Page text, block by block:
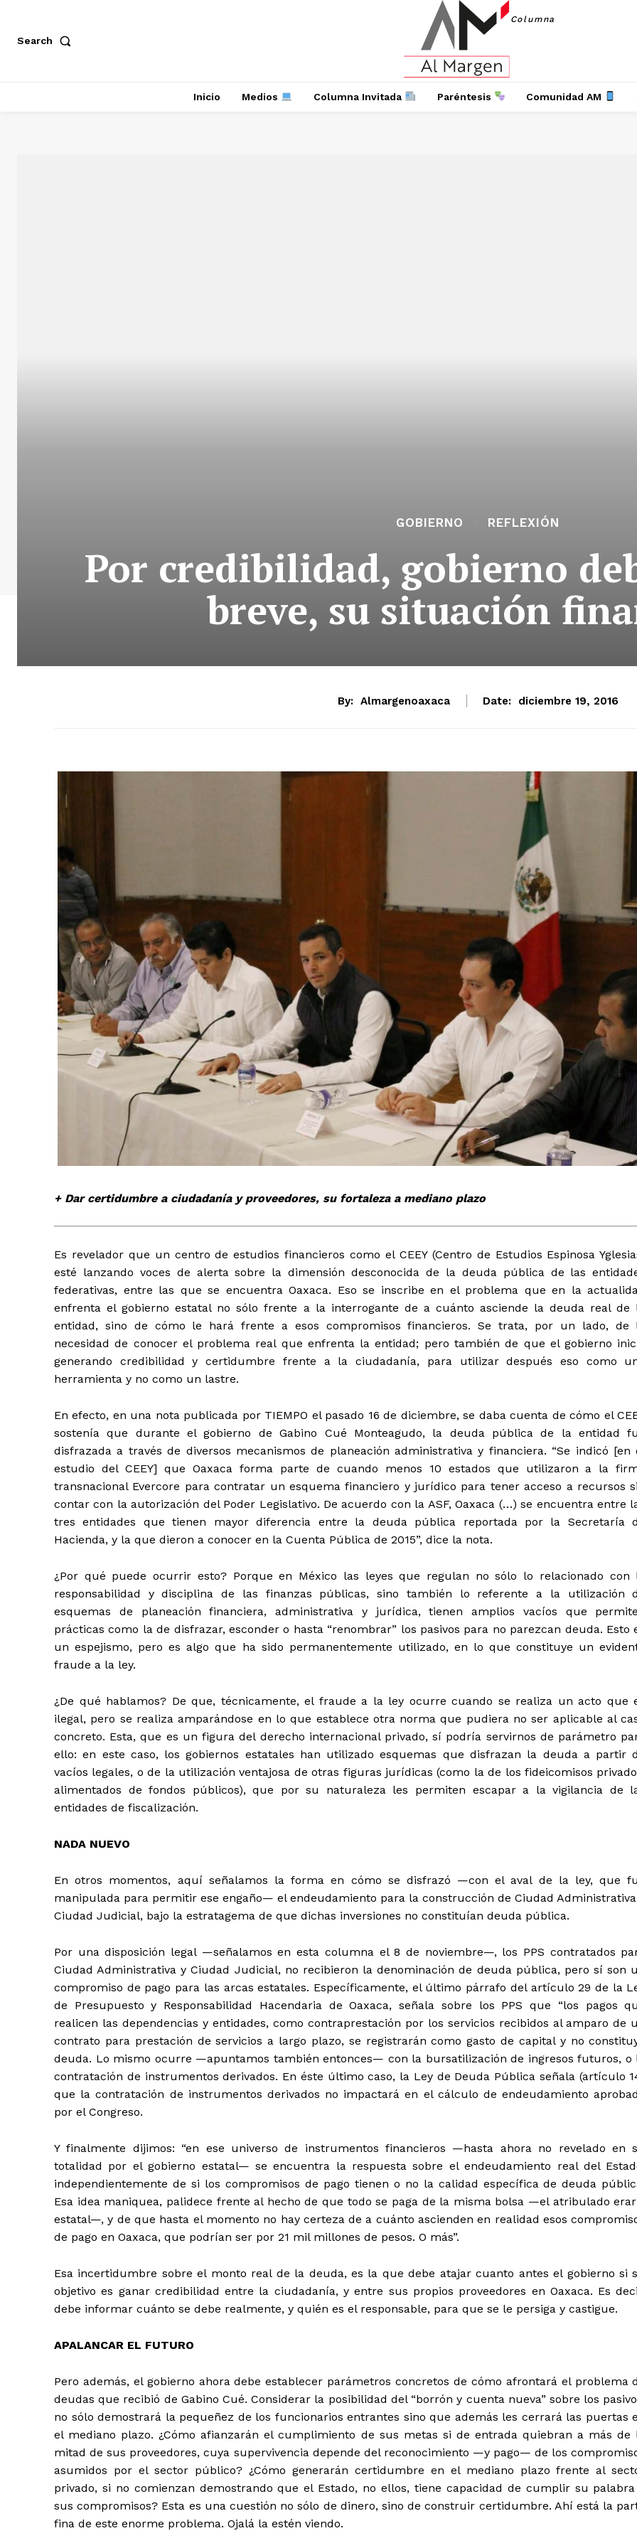
+ Todas las formas de lucha, potencialmente enlazadas
Search
Columna
Inicio Medios Columna Invitada Paréntesis Comunidad AM
GOBIERNO REFLEXIÓN
Por credibilidad, gobierno
breve, su situación
By: Almargenoaxaca Date: diciembre 19, 2016
+ Dar certidumbre a ciudadanía y proveedores, su fortaleza a mediano plazo
Es revelador que un centro de estudios financieros como el CEEY (Centro de Estudios Espinosa
esté lanzando voces de alerta sobre la dimensión desconocida de la deuda pública de las
federativas, entre las que se encuentra Oaxaca. Eso se inscribe en el problema que en la
enfrenta el gobierno estatal no sólo frente a la interrogante de a cuánto asciende la deuda real de
entidad, sino de cómo le hará frente a esos compromisos financieros. Se trata, por un lado, de
necesidad de conocer el problema real que enfrenta la entidad; pero también de que el gobierno
generando credibilidad y certidumbre frente a la ciudadanía, para utilizar después eso como
herramienta y no como un lastre.
En efecto, en una nota publicada por TIEMPO el pasado 16 de diciembre, se daba cuenta de cómo el
sostenía que durante el gobierno de Gabino Cué Monteagudo, la deuda pública de la entidad
disfrazada a través de diversos mecanismos de planeación administrativa y financiera. “Se indicó [en
estudio del CEEY] que Oaxaca forma parte de cuando menos 10 estados que utilizaron a la
transnacional Evercore para contratar un esquema financiero y jurídico para tener acceso a recursos
contar con la autorización del Poder Legislativo. De acuerdo con la ASF, Oaxaca (…) se encuentra entre
tres entidades que tienen mayor diferencia entre la deuda pública reportada por la Secretaría
Hacienda, y la que dieron a conocer en la Cuenta Pública de 2015”, dice la nota.
¿Por qué puede ocurrir esto? Porque en México las leyes que regulan no sólo lo relacionado con
responsabilidad y disciplina de las finanzas públicas, sino también lo referente a la utilización
esquemas de planeación financiera, administrativa y jurídica, tienen amplios vacíos que
prácticas como la de disfrazar, esconder o hasta “renombrar” los pasivos para no parezcan deuda. Esto
un espejismo, pero es algo que ha sido permanentemente utilizado, en lo que constituye un
fraude a la ley.
¿De qué hablamos? De que, técnicamente, el fraude a la ley ocurre cuando se realiza un acto que
ilegal, pero se realiza amparándose en lo que establece otra norma que pudiera no ser aplicable al
concreto. Esta, que es un figura del derecho internacional privado, sí podría servirnos de parámetro
ello: en este caso, los gobiernos estatales han utilizado esquemas que disfrazan la deuda a partir
vacíos legales, o de la utilización ventajosa de otras figuras jurídicas (como la de los fideicomisos
alimentados de fondos públicos), que por su naturaleza les permiten escapar a la vigilancia de
entidades de fiscalización.
NADA NUEVO
En otros momentos, aquí señalamos la forma en cómo se disfrazó —con el aval de la ley, que
manipulada para permitir ese engaño— el endeudamiento para la construcción de Ciudad
Ciudad Judicial, bajo la estratagema de que dichas inversiones no constituían deuda pública.
Por una disposición legal —señalamos en esta columna el 8 de noviembre—, los PPS contratados
Ciudad Administrativa y Ciudad Judicial, no recibieron la denominación de deuda pública, pero sí son
compromiso de pago para las arcas estatales. Específicamente, el último párrafo del artículo 29 de la
de Presupuesto y Responsabilidad Hacendaria de Oaxaca, señala sobre los PPS que “los pagos
realicen las dependencias y entidades, como contraprestación por los servicios recibidos al amparo de
contrato para prestación de servicios a largo plazo, se registrarán como gasto de capital y no
deuda. Lo mismo ocurre —apuntamos también entonces— con la bursatilización de ingresos futuros, o
contratación de instrumentos derivados. En éste último caso, la Ley de Deuda Pública señala (artículo
que la contratación de instrumentos derivados no impactará en el cálculo de endeudamiento
por el Congreso.
Y finalmente dijimos: “en ese universo de instrumentos financieros —hasta ahora no revelado en
totalidad por el gobierno estatal— se encuentra la respuesta sobre el endeudamiento real del
independientemente de si los compromisos de pago tienen o no la calidad específica de deuda
Esa idea maniquea, palidece frente al hecho de que todo se paga de la misma bolsa —el atribulado
estatal—, y de que hasta el momento no hay certeza de a cuánto ascienden en realidad esos
de pago en Oaxaca, que podrían ser por 21 mil millones de pesos. O más”.
Esa incertidumbre sobre el monto real de la deuda, es la que debe atajar cuanto antes el gobierno si
objetivo es ganar credibilidad entre la ciudadanía, y entre sus propios proveedores en Oaxaca. Es
debe informar cuánto se debe realmente, y quién es el responsable, para que se le persiga y castigue.
APALANCAR EL FUTURO
Pero además, el gobierno ahora debe establecer parámetros concretos de cómo afrontará el problema
deudas que recibió de Gabino Cué. Considerar la posibilidad del “borrón y cuenta nueva” sobre los
no sólo demostrará la pequeñez de los funcionarios entrantes sino que además les cerrará las puertas
el mediano plazo. ¿Cómo afianzarán el cumplimiento de sus metas si de entrada quiebran a más de
mitad de sus proveedores, cuya supervivencia depende del reconocimiento —y pago— de los
asumidos por el sector público? ¿Cómo generarán certidumbre en el mediano plazo frente al
privado, si no comienzan demostrando que el Estado, no ellos, tiene capacidad de cumplir su
sus compromisos? Esta es una cuestión no sólo de dinero, sino de construir certidumbre. Ahí está la
fina de este enorme problema. Ojalá la estén viendo.